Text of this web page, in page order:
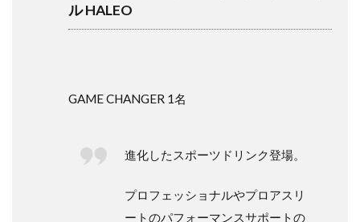
ル HALEO
GAME CHANGER 1名
進化したスポーツドリンク登場。
プロフェッショナルやプロアスリ
ートのパフォーマンスサポートの